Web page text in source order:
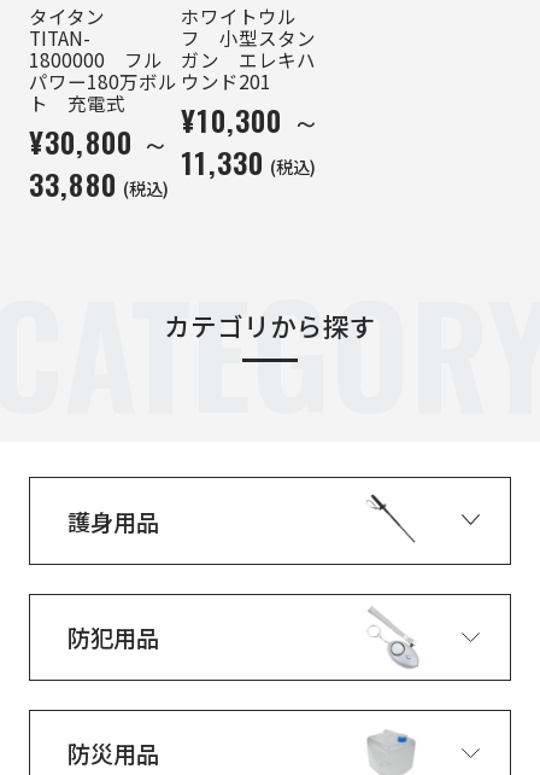
タイタン
TITAN-
1800000 フル
パワー180万ボル
ト 充電式
¥30,800 ～
33,880 (税込)
ホワイトウル
フ 小型スタン
ガン エレキハ
ウンド201
¥10,300 ～
11,330 (税込)
カテゴリから探す
護身用品
防犯用品
防災用品